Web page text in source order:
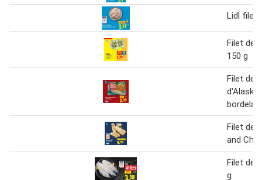
Lidl filet
Filet de
150 g
Filet de
d'Alaska
Filet de
and
Filet de
g